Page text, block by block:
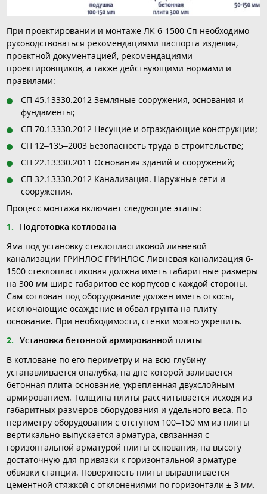
При проектировании и монтаже ЛК 6-1500 Сп необходимо
руководствоваться рекомендациями паспорта изделия,
проектной документацией, рекомендациями
проектировщиков, а также действующими нормами и
правилами:
СП 45.13330.2012 Земляные сооружения, основания и
фундаменты;
СП 70.13330.2012 Несущие и ограждающие конструкции;
СП 12–135–2003 Безопасность труда в строительстве;
СП 22.13330.2011 Основания зданий и сооружений;
СП 32.13330.2012 Канализация. Наружные сети и
сооружения.
Процесс монтажа включает следующие этапы:
Подготовка котлована
Яма под установку стеклопластиковой ливневой
канализации ГРИНЛОС ГРИНЛОС Ливневая канализация 6-
1500 стеклопластиковая должна иметь габаритные размеры
на 300 мм шире габаритов ее корпусов с каждой стороны.
Сам котлован под оборудование должен иметь откосы,
исключающие осаждение и обвал грунта на плиту
основание. При необходимости, стенки можно укрепить.
Установка бетонной армированной плиты
В котловане по его периметру и на всю глубину
устанавливается опалубка, на дне которой заливается
бетонная плита-основание, укрепленная двухслойным
армированием. Толщина плиты рассчитывается исходя из
габаритных размеров оборудования и удельного веса. По
периметру оборудования с отступом 100–150 мм из плиты
вертикально выпускается арматура, связанная с
горизонтальной арматурой плиты основания, на высоту
достаточную для привязки к горизонтальной арматуре
обвязки станции. Поверхность плиты выравнивается
цементной стяжкой с отклонениями по горизонтали ± 3 мм.